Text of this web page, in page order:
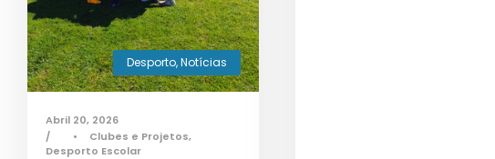
Desporto,Notícias
Abril 20, 2026
•
Clubes e Projetos,
Desporto Escolar